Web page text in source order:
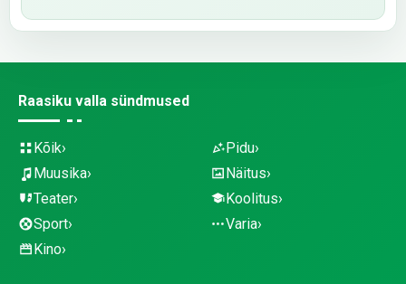
Raasiku valla sündmused
Kõik
Muusika
Teater
Sport
Kino
Pidu
Näitus
Koolitus
Varia